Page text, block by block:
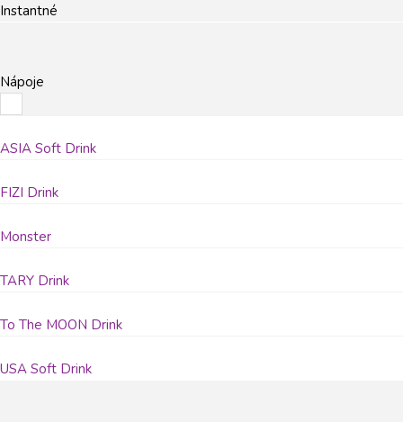
Instantné
Nápoje
ASIA Soft Drink
FIZI Drink
Monster
TARY Drink
To The MOON Drink
USA Soft Drink